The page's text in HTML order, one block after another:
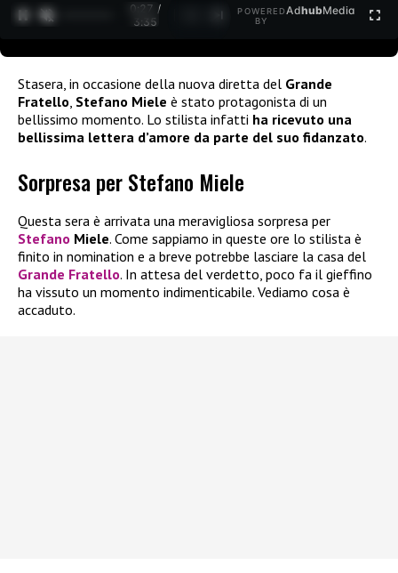
0:29 /
3:35
POWERED
BY
AdhubMedia
Stasera, in occasione della nuova diretta del Grande
Fratello Stefano Miele è stato protagonista di un
bellissimo momento. Lo stilista infatti ha ricevuto una
bellissima lettera d’amore da parte del suo fidanzato.
Sorpresa per Stefano Miele
Questa sera è arrivata una meravigliosa sorpresa per
Stefano Miele. Come sappiamo in queste ore lo stilista è
finito in nomination e a breve potrebbe lasciare la casa del
Grande Fratello. In attesa del verdetto, poco fa il gieffino
ha vissuto un momento indimenticabile. Vediamo cosa è
accaduto.